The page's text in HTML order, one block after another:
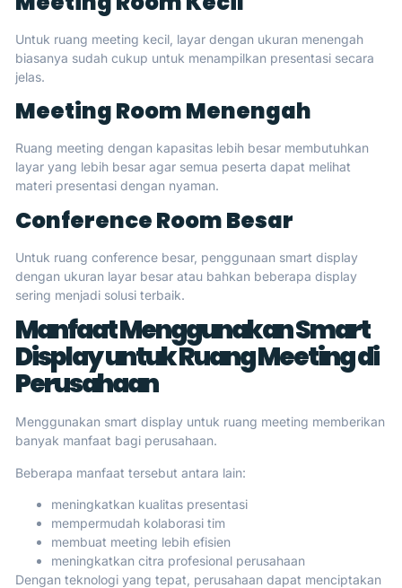
Untuk ruang meeting kecil, layar dengan ukuran menengah
biasanya sudah cukup untuk menampilkan presentasi secara
jelas.
Meeting Room Menengah
Ruang meeting dengan kapasitas lebih besar membutuhkan
layar yang lebih besar agar semua peserta dapat melihat
materi presentasi dengan nyaman.
Conference Room Besar
Untuk ruang conference besar, penggunaan smart display
dengan ukuran layar besar atau bahkan beberapa display
sering menjadi solusi terbaik.
Manfaat Menggunakan Smart
Display untuk Ruang Meeting di
Perusahaan
Menggunakan smart display untuk ruang meeting memberikan
banyak manfaat bagi perusahaan.
Beberapa manfaat tersebut antara lain:
meningkatkan kualitas presentasi
mempermudah kolaborasi tim
membuat meeting lebih efisien
meningkatkan citra profesional perusahaan
Dengan teknologi yang tepat, perusahaan dapat menciptakan